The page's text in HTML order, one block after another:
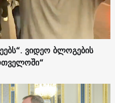
ვიდეო ბლოგების